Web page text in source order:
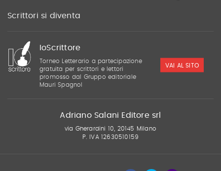
Scrittori si diventa
IoScrittore
Torneo Letterario a partecipazione
gratuita per scrittori e lettori
promosso dal Gruppo editoriale
Mauri Spagnol
VAI AL SITO
Adriano Salani Editore srl
via Gherardini 10, 20145 Milano
P. IVA 12630510159